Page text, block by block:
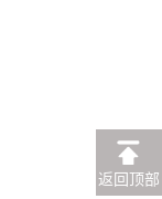
返回顶部